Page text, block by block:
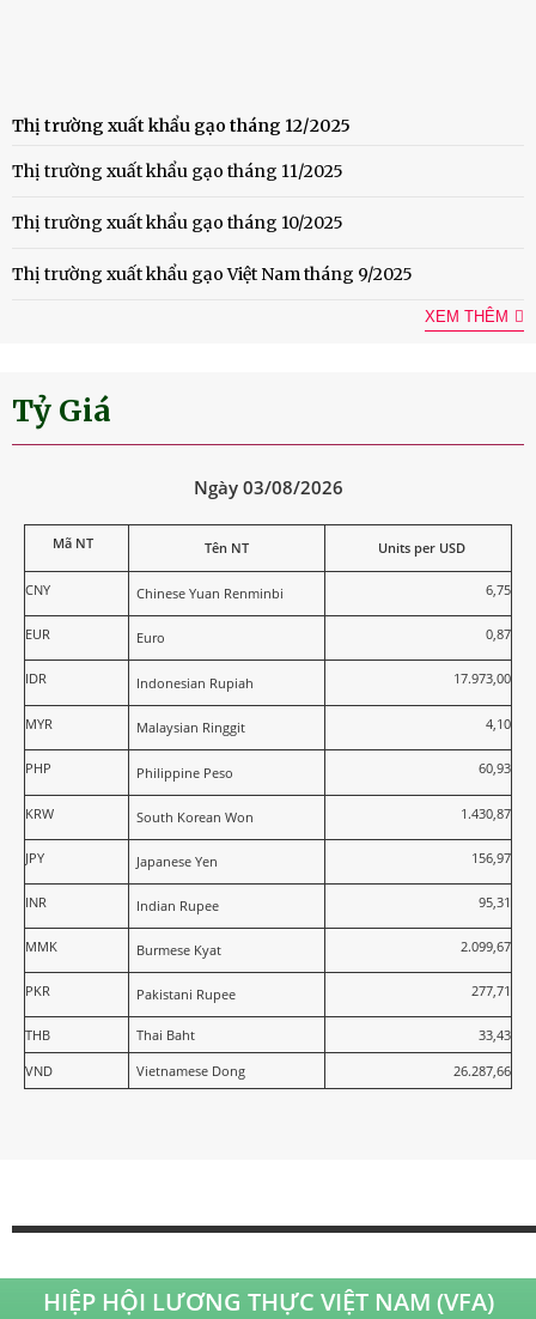
Thị trường xuất khẩu gạo tháng 12/2025
Thị trường xuất khẩu gạo tháng 11/2025
Thị trường xuất khẩu gạo tháng 10/2025
Thị trường xuất khẩu gạo Việt Nam tháng 9/2025
XEM THÊM
Tỷ Giá
Ngày 03/08/2026
Mã NT Tên NT Units per USD
CNY Chinese Yuan Renminbi 6,75
EUR Euro 0,87
IDR Indonesian Rupiah 17.973,00
MYR Malaysian Ringgit 4,10
PHP Philippine Peso 60,93
KRW South Korean Won 1.430,87
JPY Japanese Yen 156,97
INR Indian Rupee 95,31
MMK Burmese Kyat 2.099,67
PKR Pakistani Rupee 277,71
THB Thai Baht
33,43
VND
Vietnamese Dong 26.287,66
HIỆP HỘI LƯƠNG THỰC VIỆT NAM (VFA)